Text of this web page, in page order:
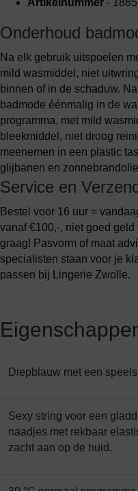
Artikelnummer -
Onderhoud
Na elk gebruik uitspoelen
mild wasmiddel, niet
binnen of in de schaduw.
badmode éénmalig in de
programma, met mild
bleekmiddel, niet droog
meenemen in een plastic
glijbanen en
Service en
Bestel voor 16 uur =
vanaf €100,-, niet goed
graag! Pasvorm of maat
specialisten staan voor je
passen bij Lingerie Zwolle.
Diepblauw met een
Sexy string voor een
naadjes met rekbaar
zacht aan op de huid.